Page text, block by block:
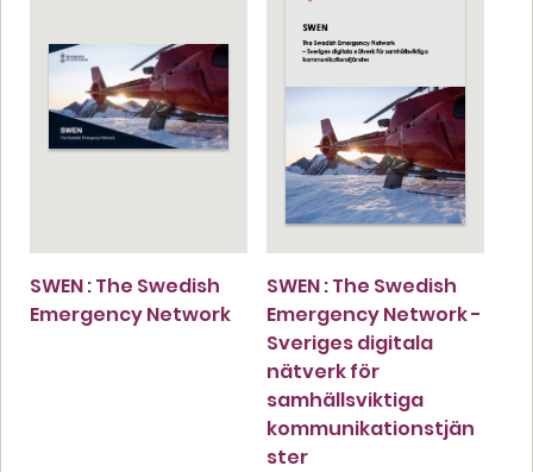
SWEN : The Swedish
Emergency Network
SWEN : The Swedish
Emergency Network -
Sveriges digitala
nätverk för
samhällsviktiga
kommunikationstjän
ster